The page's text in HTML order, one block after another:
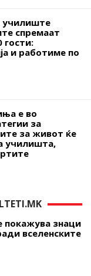
училиште
спремаат
гости:
и работиме по
е во
за
за живот ќе
училишта,
покажува знаци
вселенските